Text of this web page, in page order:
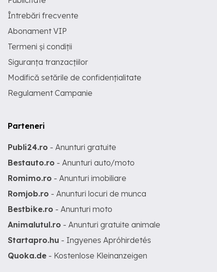
Întrebări frecvente
Abonament VIP
Termeni și condiții
Siguranța tranzacțiilor
Modifică setările de confidențialitate
Regulament Campanie
Parteneri
Publi24.ro - Anunturi gratuite
Bestauto.ro - Anunturi auto/moto
Romimo.ro - Anunturi imobiliare
Romjob.ro - Anunturi locuri de munca
Bestbike.ro - Anunturi moto
Animalutul.ro - Anunturi gratuite animale
Startapro.hu - Ingyenes Apróhirdetés
Quoka.de - Kostenlose Kleinanzeigen